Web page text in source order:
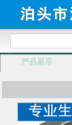
产品展示